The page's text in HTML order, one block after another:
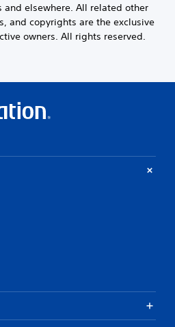
and elsewhere. All related other
and copyrights are the exclusive
owners. All rights reserved.